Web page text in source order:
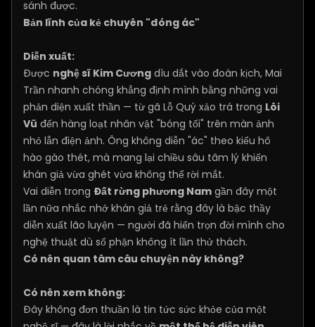
sánh được.
Bản lĩnh của kẻ chuyên "đóng ác"
Diễn xuất:
Được nghệ sĩ Kim Cương dìu dắt vào đoàn kịch, Mai
Trần nhanh chóng khẳng định mình bằng những vai
phản diện xuất thần — từ gã Lỗ Quý xảo trá trong Lôi
Vũ đến hàng loạt nhân vật "bóng tối" trên màn ảnh
nhỏ lẫn điện ảnh. Ông không diễn "ác" theo kiểu hô
hào gào thét, mà mang lại chiều sâu tâm lý khiến
khán giả vừa ghét vừa không thể rời mắt.
Vai diễn trong Đất rừng phương Nam gần đây một
lần nữa nhắc nhở khán giả trẻ rằng đây là bậc thầy
diễn xuất lão luyện — người đã hiến trọn đời mình cho
nghệ thuật dù số phận không ít lần thử thách.
Có nên quan tâm câu chuyện này không?
Có nên xem không:
Đây không đơn thuần là tin tức sức khỏe của một